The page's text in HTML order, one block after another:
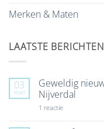
Merken & Maten
LAATSTE BERICHTEN
03
mei
Geweldig
Nijverdal
1 reactieop